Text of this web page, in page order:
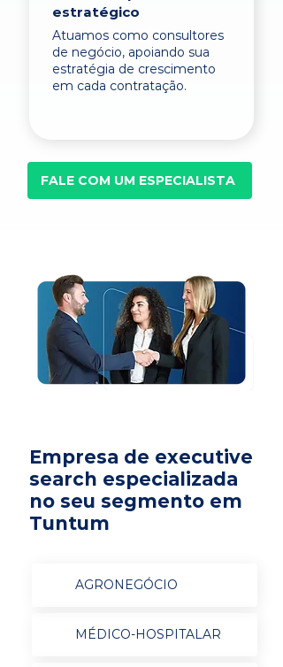
estratégico
Atuamos como consultores
de negócio, apoiando sua
estratégia de crescimento
em cada contratação.
FALE COM UM ESPECIALISTA
Empresa de executive
search especializada
no seu segmento em
Tuntum
AGRONEGÓCIO
MÉDICO-HOSPITALAR